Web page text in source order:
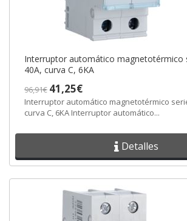
Interruptor automático magnetotérmico
40A, curva C, 6KA
96,91€ 41,25€
Interruptor automático magnetotérmico
curva C, 6KA Interruptor automático...
Detalles